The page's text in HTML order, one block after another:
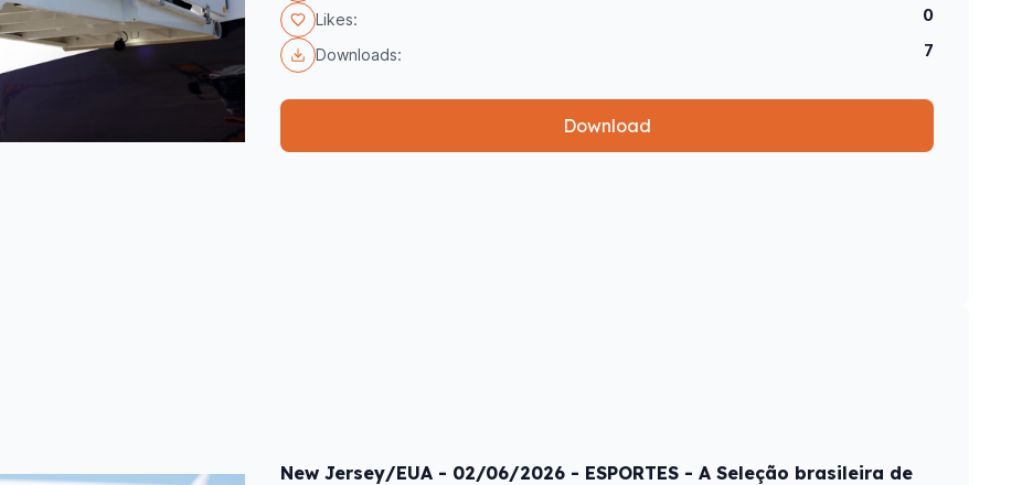
Likes: 0
Downloads: 7
Download
New Jersey/EUA - 02/06/2026 - ESPORTES - A Seleção brasileira de